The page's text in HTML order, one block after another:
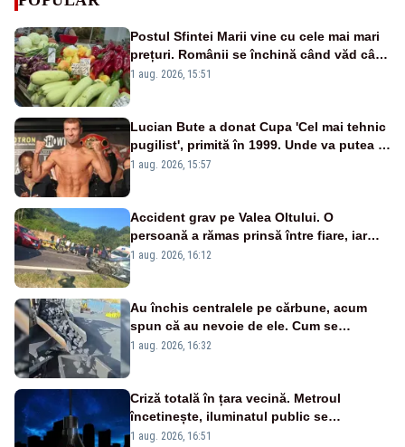
Postul Sfintei Marii vine cu cele mai mari
prețuri. Românii se închină când văd cât
costă mâncarea de zi cu zi
1 aug. 2026, 15:51
Lucian Bute a donat Cupa 'Cel mai tehnic
pugilist', primită în 1999. Unde va putea fi
admirat trofeul
1 aug. 2026, 15:57
Accident grav pe Valea Oltului. O
persoană a rămas prinsă între fiare, iar
alta a fost aruncată pe carosabil
1 aug. 2026, 16:12
Au închis centralele pe cărbune, acum
spun că au nevoie de ele. Cum se
pasează vina în plină criză energetică
1 aug. 2026, 16:32
Criză totală în țara vecină. Metroul
încetinește, iluminatul public se
suspendă, iar bugetarii sunt trimiși să
1 aug. 2026, 16:51